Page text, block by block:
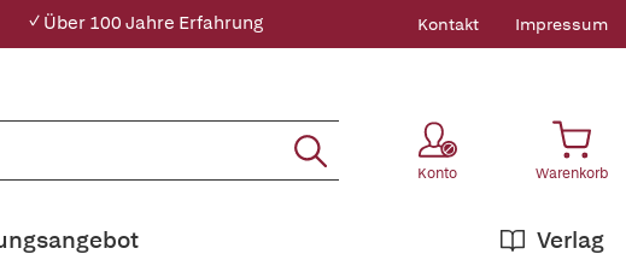
✓ Über 100 Jahre Erfahrung Kontakt Impressum
Konto Warenkorb
Verlag